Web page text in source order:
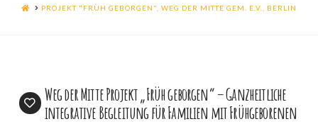
HOMEPROJEKT "FRÜH GEBORGEN", WEG DER MITTE GEM. E.V., BERLIN
Weg der Mitte Projekt „Früh geborgen“ – Ganzheitliche
integrative Begleitung für Familien mit Frühgeborenen